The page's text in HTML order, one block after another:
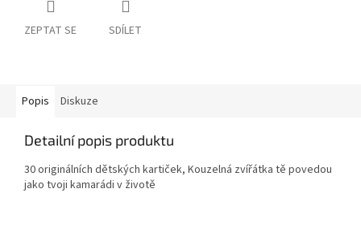
ZEPTAT SE SDÍLET
Popis Diskuze
Detailní popis produktu
30 originálních dětských kartiček, Kouzelná zvířátka tě povedou
jako tvoji kamarádi v životě